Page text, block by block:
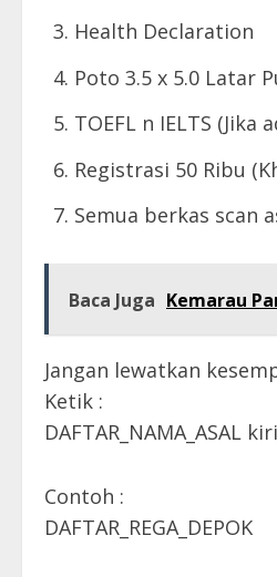
Health Declaration
Poto 3.5 x 5.0 Latar
TOEFL n IELTS (Jika
Registrasi 50 Ribu
Semua berkas scan
Baca Juga Kemarau
Jangan lewatkan
Ketik :
DAFTAR_NAMA_ASAL
Contoh :
DAFTAR_REGA_DEPOK